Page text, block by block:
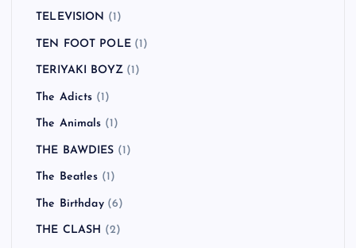
TELEVISION (1)
TEN FOOT POLE(1)
TERIYAKI BOYZ(1)
The Adicts (1)
The Animals (1)
THE BAWDIES (1)
The Beatles (1)
The Birthday(6)
THE CLASH (2)